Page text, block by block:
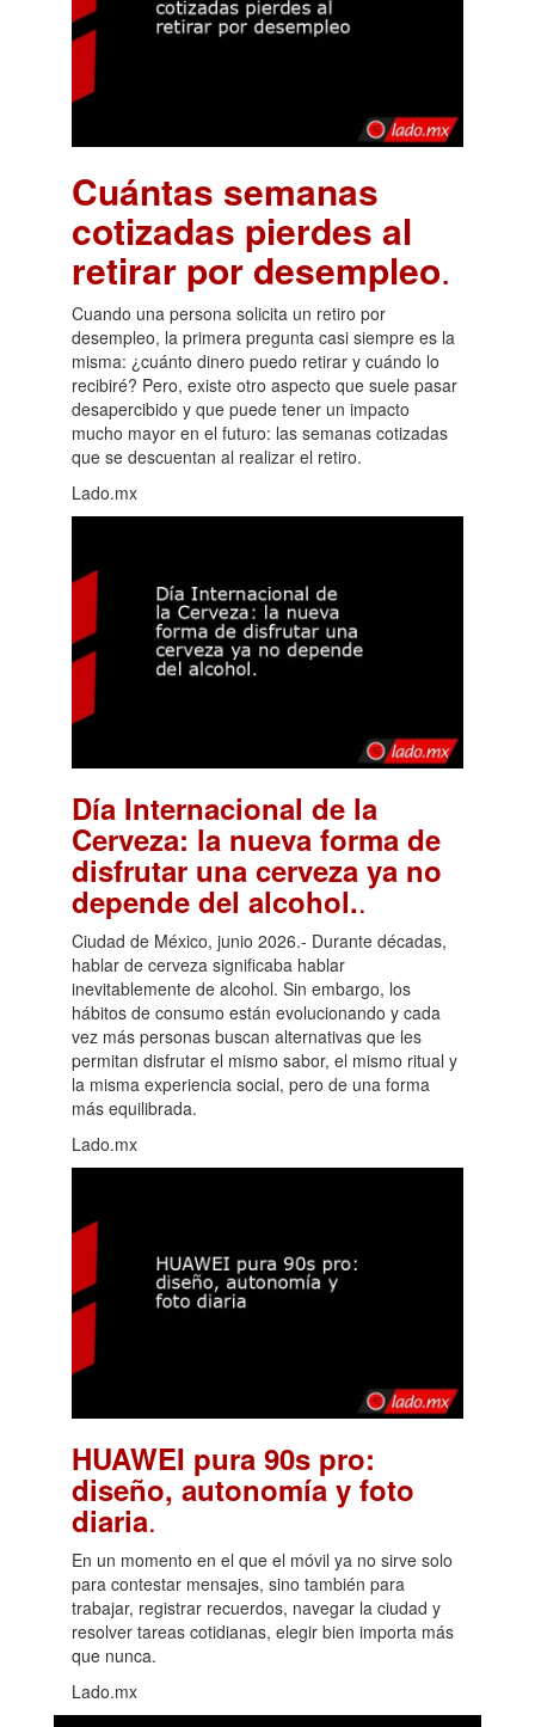
Cuántas semanas
cotizadas pierdes al
retirar por desempleo.
Cuando una persona solicita un retiro por
desempleo, la primera pregunta casi siempre es la
misma: ¿cuánto dinero puedo retirar y cuándo lo
recibiré? Pero, existe otro aspecto que suele pasar
desapercibido y que puede tener un impacto
mucho mayor en el futuro: las semanas cotizadas
que se descuentan al realizar el retiro.
Lado.mx
Día Internacional de la
Cerveza: la nueva forma de
disfrutar una cerveza ya no
depende del alcohol..
Ciudad de México, junio 2026.- Durante décadas,
hablar de cerveza significaba hablar
inevitablemente de alcohol. Sin embargo, los
hábitos de consumo están evolucionando y cada
vez más personas buscan alternativas que les
permitan disfrutar el mismo sabor, el mismo ritual y
la misma experiencia social, pero de una forma
más equilibrada.
Lado.mx
HUAWEI pura 90s pro:
diseño, autonomía y foto
diaria.
En un momento en el que el móvil ya no sirve solo
para contestar mensajes, sino también para
trabajar, registrar recuerdos, navegar la ciudad y
resolver tareas cotidianas, elegir bien importa más
que nunca.
Lado.mx